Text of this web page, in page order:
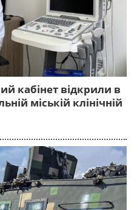
кабінет відкрили в
міській клінічній